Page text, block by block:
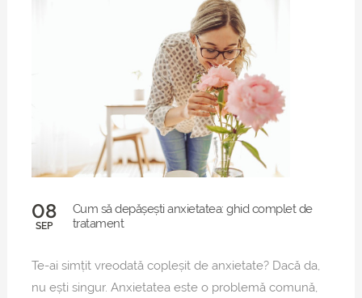
08
SEP
Cum să depășești anxietatea: ghid complet de
tratament
Te-ai simțit vreodată copleșit de anxietate? Dacă da,
nu ești singur. Anxietatea este o problemă comună,